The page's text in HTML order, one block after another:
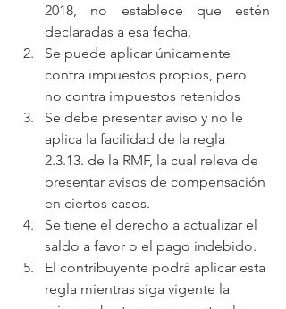
2018, no establece que estén
declaradas a esa fecha.
Se puede aplicar únicamente
contra impuestos propios, pero
no contra impuestos retenidos
Se debe presentar aviso y no le
aplica la facilidad de la regla
2.3.13. de la RMF, la cual releva de
presentar avisos de compensación
en ciertos casos.
Se tiene el derecho a actualizar el
saldo a favor o el pago indebido.
El contribuyente podrá aplicar esta
regla mientras siga vigente la